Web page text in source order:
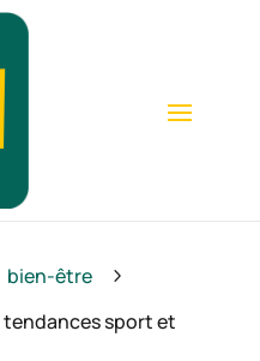
bien-être 5
tendances sport et